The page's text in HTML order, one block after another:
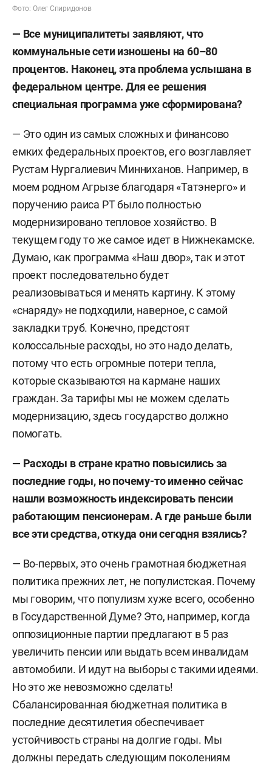
Фото: Олег Спиридонов
— Все муниципалитеты заявляют, что
коммунальные сети изношены на 60–80
процентов. Наконец, эта проблема услышана в
федеральном центре. Для ее решения
специальная программа уже сформирована?
— Это один из самых сложных и финансово
емких федеральных проектов, его возглавляет
Рустам Нургалиевич Минниханов. Например, в
моем родном Агрызе благодаря «Татэнерго» и
поручению раиса РТ было полностью
модернизировано тепловое хозяйство. В
текущем году то же самое идет в Нижнекамске.
Думаю, как программа «Наш двор», так и этот
проект последовательно будет
реализовываться и менять картину. К этому
«снаряду» не подходили, наверное, с самой
закладки труб. Конечно, предстоят
колоссальные расходы, но это надо делать,
потому что есть огромные потери тепла,
которые сказываются на кармане наших
граждан. За тарифы мы не можем сделать
модернизацию, здесь государство должно
помогать.
— Расходы в стране кратно повысились за
последние годы, но почему-то именно сейчас
нашли возможность индексировать пенсии
работающим пенсионерам. А где раньше были
все эти средства, откуда они сегодня взялись?
— Во-первых, это очень грамотная бюджетная
политика прежних лет, не популистская. Почему
мы говорим, что популизм хуже всего, особенно
в Государственной Думе? Это, например, когда
оппозиционные партии предлагают в 5 раз
увеличить пенсии или выдать всем инвалидам
автомобили. И идут на выборы с такими идеями.
Но это же невозможно сделать!
Сбалансированная бюджетная политика в
последние десятилетия обеспечивает
устойчивость страны на долгие годы. Мы
должны передать следующим поколениям